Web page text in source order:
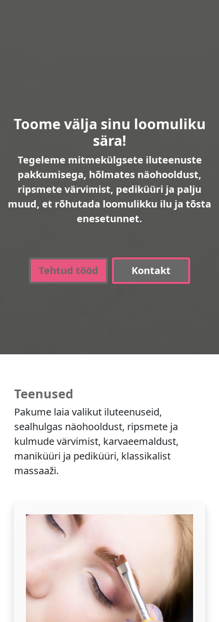
Toome välja sinu loomuliku
sära!
Tegeleme mitmekülgsete iluteenuste
pakkumisega, hõlmates näohooldust,
ripsmete värvimist, pediküüri ja palju
muud, et rõhutada loomulikku ilu ja tõsta
enesetunnet.
Tehtud tööd Kontakt
Teenused
Pakume laia valikut iluteenuseid,
sealhulgas näohooldust, ripsmete ja
kulmude värvimist, karvaeemaldust,
maniküüri ja pediküüri, klassikalist
massaaži.